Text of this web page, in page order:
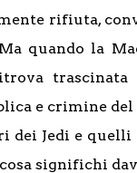
rifiuta,
quando la
e crimine
Jedi e quelli
significhi